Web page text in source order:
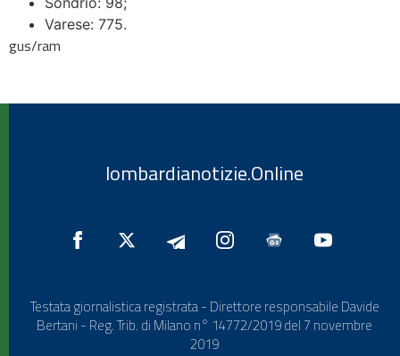
Varese: 775.
gus/ram
lombardianotizie.Online
Testata giornalistica registrata - Direttore responsabile Davide
Bertani - Reg. Trib. di Milano n° 14772/2019 del 7 novembre
2019